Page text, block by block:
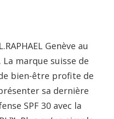
Genève au
La marque suisse de
bien-être profite de
sa dernière
SPF 30 avec la